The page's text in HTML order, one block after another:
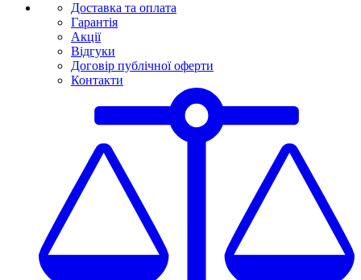
Доставка та оплата
Гарантія
Акції
Відгуки
Договір публічної оферти
Контакти